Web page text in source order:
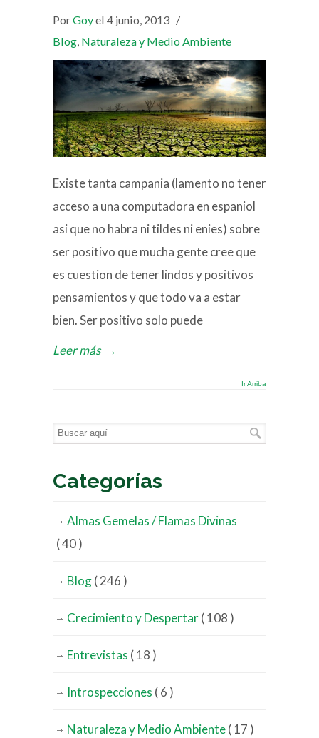
PorGoyel 4 junio, 2013 /
Blog, Naturaleza y Medio Ambiente
Existe tanta campania (lamento no tener
acceso a una computadora en espaniol
asi que no habra ni tildes ni enies) sobre
ser positivo que mucha gente cree que
es cuestion de tener lindos y positivos
pensamientos y que todo va a estar
bien. Ser positivo solo puede
Leer más →
Ir Arriba
Categorías
Almas Gemelas / Flamas Divinas
( 40 )
Blog( 246 )
Crecimiento y Despertar( 108 )
Entrevistas ( 18 )
Introspecciones ( 6 )
Naturaleza y Medio Ambiente( 17 )